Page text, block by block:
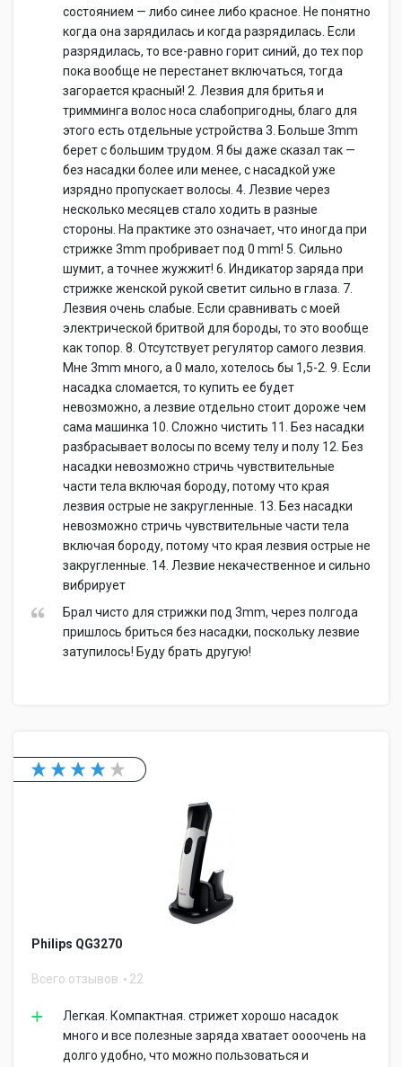
состоянием — либо синее либо красное. Не понятно
когда она зарядилась и когда разрядилась. Если
разрядилась, то все-равно горит синий, до тех пор
пока вообще не перестанет включаться, тогда
загорается красный! 2. Лезвия для бритья и
тримминга волос носа слабопригодны, благо для
этого есть отдельные устройства 3. Больше 3mm
берет с большим трудом. Я бы даже сказал так —
без насадки более или менее, с насадкой уже
изрядно пропускает волосы. 4. Лезвие через
несколько месяцев стало ходить в разные
стороны. На практике это означает, что иногда при
стрижке 3mm пробривает под 0 mm! 5. Сильно
шумит, а точнее жужжит! 6. Индикатор заряда при
стрижке женской рукой светит сильно в глаза. 7.
Лезвия очень слабые. Если сравнивать с моей
электрической бритвой для бороды, то это вообще
как топор. 8. Отсутствует регулятор самого лезвия.
Мне 3mm много, а 0 мало, хотелось бы 1,5-2. 9. Если
насадка сломается, то купить ее будет
невозможно, а лезвие отдельно стоит дороже чем
сама машинка 10. Сложно чистить 11. Без насадки
разбрасывает волосы по всему телу и полу 12. Без
насадки невозможно стричь чувствительные
части тела включая бороду, потому что края
лезвия острые не закругленные. 13. Без насадки
невозможно стричь чувствительные части тела
включая бороду, потому что края лезвия острые не
закругленные. 14. Лезвие некачественное и сильно
вибрирует
Брал чисто для стрижки под 3mm, через полгода
пришлось бриться без насадки, поскольку лезвие
затупилось! Буду брать другую!
Philips QG3270
Всего отзывов 22
Легкая. Компактная. стрижет хорошо насадок
много и все полезные заряда хватает оооочень на
долго удобно, что можно пользоваться и